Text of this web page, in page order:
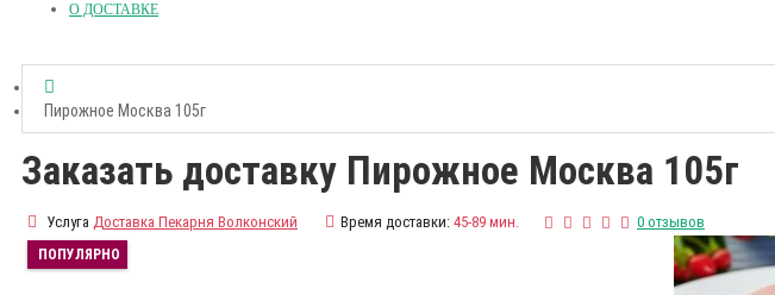
О ДОСТАВКЕ
Пирожное Москва 105г
Заказать доставку Пирожное Москва 105г
Услуга Доставка Пекарня Волконский Время доставки: 45-89 мин. 0 отзывов
ПОПУЛЯРНО